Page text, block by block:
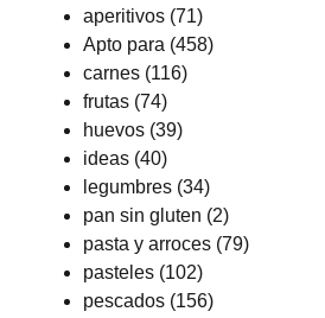
aperitivos (71)
Apto para (458)
carnes (116)
frutas (74)
huevos (39)
ideas (40)
legumbres (34)
pan sin gluten (2)
pasta y arroces (79)
pasteles (102)
pescados (156)